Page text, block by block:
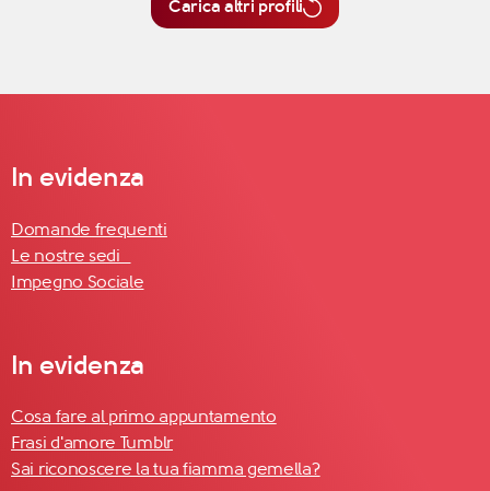
Carica altri profili
In evidenza
Domande frequenti
Le nostre sedi
Impegno Sociale
In evidenza
Cosa fare al primo appuntamento
Frasi d'amore Tumblr
Sai riconoscere la tua fiamma gemella?